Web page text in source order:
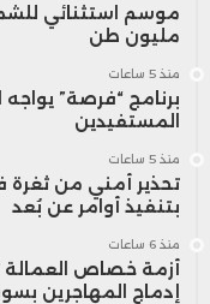
موسم استثنائي
مليون طن
منذ 5 ساعات
برنامج “فرصة” يواجه
المستفيدين
منذ 5 ساعات
بتنفيذ أوامر عن بُعد
منذ 6 ساعات
أزمة خصاص العمالة
إدماج المهاجرين